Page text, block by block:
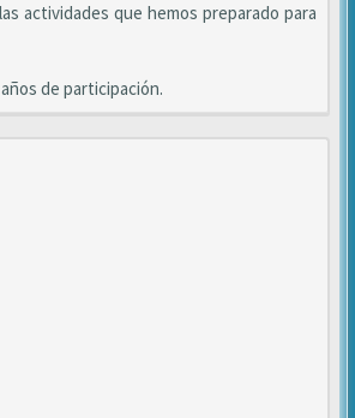
actividades que hemos preparado para
de participación.